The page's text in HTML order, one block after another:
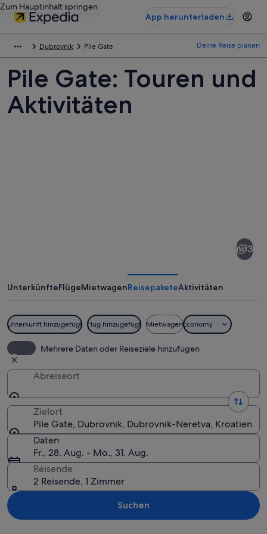
Zum Hauptinhalt springen
App herunterladen
Dubrovnik Pile Gate Deine Reise planen
Pile Gate: Touren und
Aktivitäten
3
UnterkünfteFlügeMietwagenReisepaketeAktivitäten
Unterkunft hinzugefügt Flug hinzugefügt MietwagenEconomy
Mehrere Daten oder Reiseziele hinzufügen
Abreiseort
Zielort
Pile Gate, Dubrovnik, Dubrovnik-Neretva, Kroatien
Daten
Fr., 28. Aug. - Mo., 31. Aug.
Reisende
2 Reisende, 1 Zimmer
Suchen